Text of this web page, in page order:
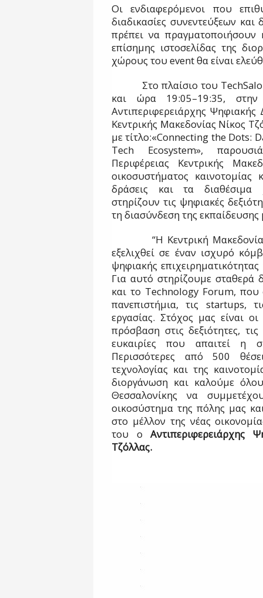
Οι ενδιαφερόμενοι που
διαδικασίες συνεντεύξεων
πρέπει να πραγματοποιήσουν
επίσημης ιστοσελίδας της
χώρους του event θα είναι
Στο πλαίσιο του
και ώρα 19:05–19:35,
Αντιπεριφερειάρχης Ψηφιακής
Κεντρικής Μακεδονίας Νίκος
με τίτλο:«Connecting the Dots:
Tech Ecosystem»,
Περιφέρειας Κεντρικής
οικοσυστήματος καινοτομίας
δράσεις και τα διαθέσιμα
στηρίζουν τις ψηφιακές
τη διασύνδεση της εκπαίδευσης
“Η Κεντρική Μακεδονία
εξελιχθεί σε έναν ισχυρό
ψηφιακής
Για αυτό στηρίζουμε
και το Technology Forum, που
πανεπιστήμια, τις startups,
εργασίας. Στόχος μας είναι
πρόσβαση στις δεξιότητες,
ευκαιρίες που απαιτεί η
Περισσότερες από 500
τεχνολογίας και της
διοργάνωση και καλούμε
Θεσσαλονίκης να
οικοσύστημα της πόλης μας
στο μέλλον της νέας
του οΑντιπεριφερειάρχης
Τζόλλας.